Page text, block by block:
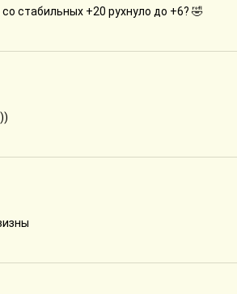
стабильных +20 рухнуло до +6? 🤣